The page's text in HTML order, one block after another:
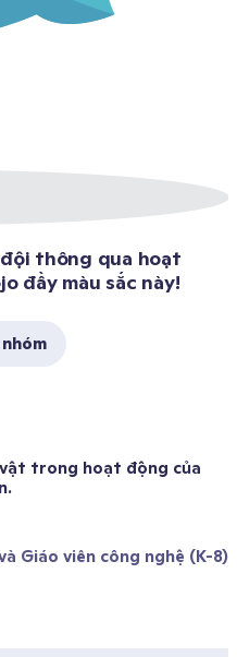
thông qua hoạt
đầy màu sắc này!
trong hoạt động của
Giáo viên công nghệ (K-8)